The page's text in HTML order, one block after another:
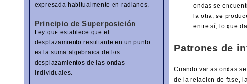
expresada habitualmente en radianes.
Principio de Superposición
Ley que establece que el
desplazamiento resultante en un punto
es la suma algebraica de los
desplazamientos de las ondas
individuales.
ondas se
la otra, se
entre sí, lo que
Patrones de
Cuando varias ondas
de la relación de fase,